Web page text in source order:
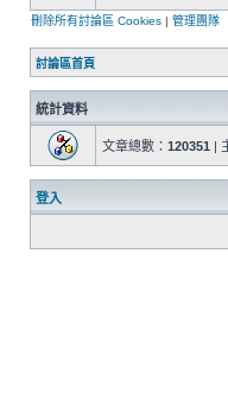
刪除所有討論區 Cookies | 管理團隊
討論區首頁
統計資料
文章總數： 120351 |
登入